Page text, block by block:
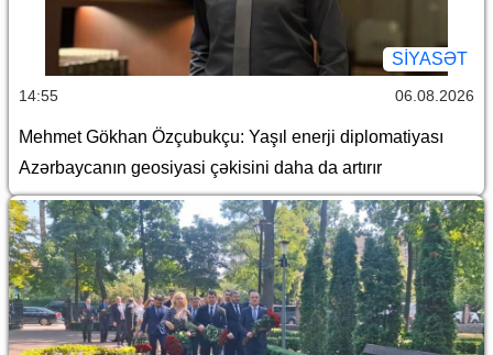
SİYASƏT
14:55 06.08.2026
Mehmet Gökhan Özçubukçu: Yaşıl enerji diplomatiyası
Azərbaycanın geosiyasi çəkisini daha da artırır